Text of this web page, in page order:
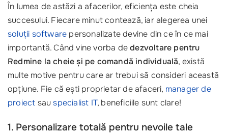
În lumea de astăzi a afacerilor, eficiența este cheia
succesului. Fiecare minut contează, iar alegerea unei
soluții software personalizate devine din ce în ce mai
importantă. Când vine vorba dedezvoltare pentru
Redmine la cheie și pe comandă individuală, există
multe motive pentru care ar trebui să consideri această
opțiune. Fie că ești proprietar de afaceri, manager de
proiect sauspecialist IT, beneficiile sunt clare!
1. Personalizare totală pentru nevoile tale